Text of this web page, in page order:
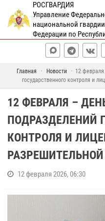
РОСГВАРДИЯ
Управление
национальной
Федерации по
Главная Новости
12
государственного контроля и
12 ФЕВРАЛЯ –
ПОДРАЗДЕЛЕНИЙ
КОНТРОЛЯ И
12 февраля 2026, 06:30